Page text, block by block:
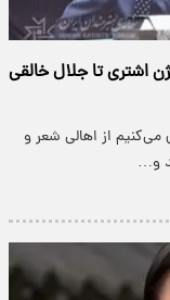
رفتند؛ از بیژن اشتری تا جلال خالقی
هرساله یادی می‌کنیم از اهالی شعر و
و…